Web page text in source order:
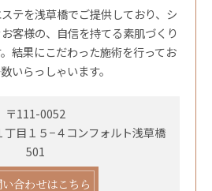
テを浅草橋でご提供しており、シ
客様の、自信を持てる素肌づくり
結果にこだわった施術を行ってお
いらっしゃいます。
〒111-0052
目１５−４コンフォルト浅草橋
501
合わせはこちら